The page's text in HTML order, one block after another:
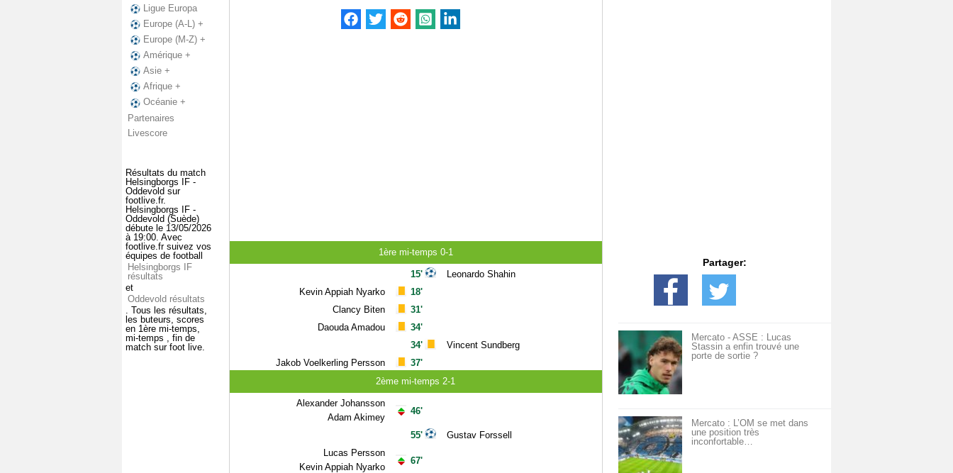
Ligue Europa
Europe (A-L) +
Europe (M-Z) +
Amérique +
Asie +
Afrique +
Océanie +
Partenaires
Livescore
Résultats du match
Helsingborgs IF -
Oddevold sur
footlive.fr.
Helsingborgs IF -
Oddevold (Suède)
débute le 13/05/2026
à 19:00. Avec
footlive.fr suivez vos
équipes de football
Helsingborgs IF
résultats
et
Oddevold résultats
. Tous les résultats,
les buteurs, scores
en 1ère mi-temps,
mi-temps , fin de
match sur foot live.
1ère mi-temps 0-1
Kevin Appiah Nyarko
Clancy Biten
Daouda Amadou
Jakob Voelkerling Persson
15'
18'
31'
34'
34'
37'
Leonardo Shahin
Vincent Sundberg
2ème mi-temps 2-1
Alexander Johansson
Adam Akimey
Lucas Persson
Kevin Appiah Nyarko
46'
55'
67'
Gustav Forssell
Partager:
Mercato - ASSE : Lucas
Stassin a enfin trouvé une
porte de sortie ?
Mercato : L’OM se met dans
une position très
inconfortable…